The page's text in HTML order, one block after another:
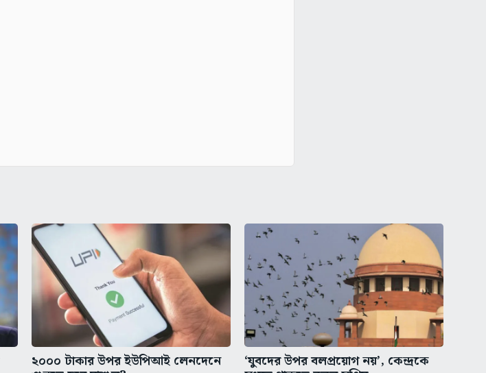
২০০০ টাকার উপর ইউপিআই লেনদেনে ‘যুবদের উপর বলপ্রয়োগ নয়’, কেন্দ্রকে